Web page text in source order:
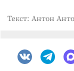
Текст: Антон